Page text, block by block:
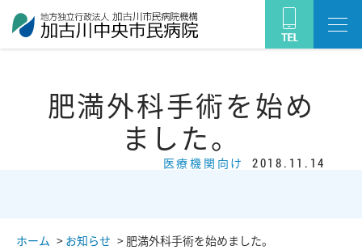
肥満外科手術を始め
ました。
医療機関向け 2018.11.14
ホーム > お知らせ > 肥満外科手術を始めました。